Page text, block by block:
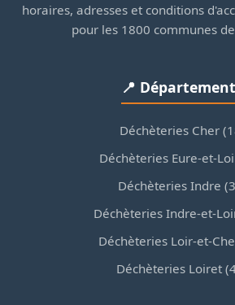
horaires, adresses et conditions
pour les 1800 communes
📍
Déchèteries Cher
Déchèteries Eure-et-
Déchèteries Indre
Déchèteries Indre-et-
Déchèteries Loir-et-
Déchèteries Loiret